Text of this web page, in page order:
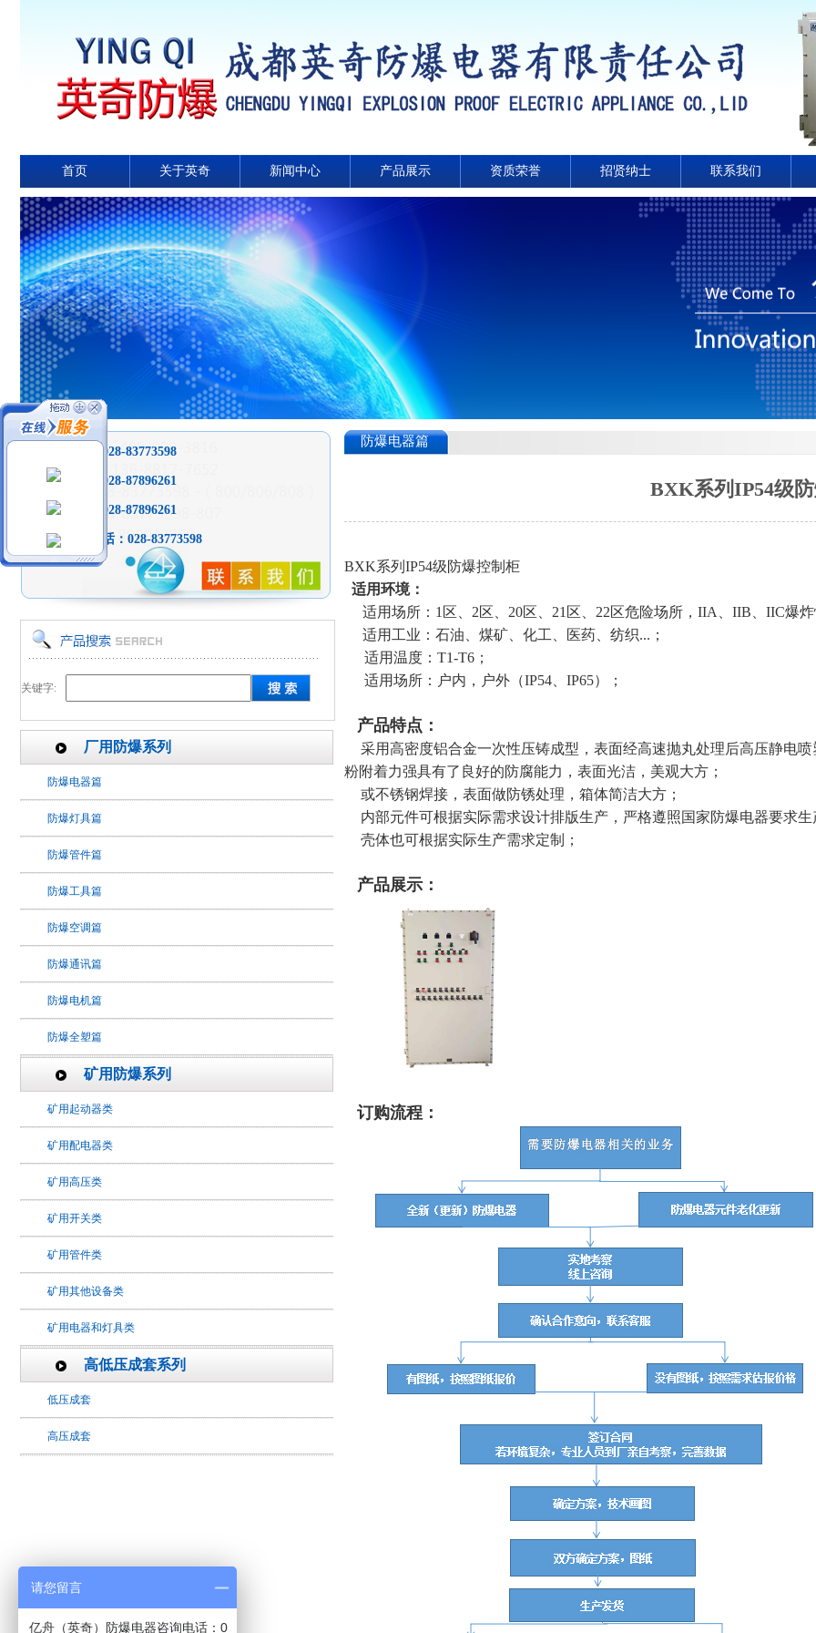
首页 关于英奇 新闻中心 产品展示 资质荣誉 招贤纳士 联系我们
：028-83773598
销售热线：028-87896261
投诉热线：028-87896261
全天免费电话： 028-83773598
关键字:
厂用防爆系列
防爆电器篇
防爆灯具篇
防爆管件篇
防爆工具篇
防爆空调篇
防爆通讯篇
防爆电机篇
防爆全塑篇
矿用防爆系列
矿用起动器类
矿用配电器类
矿用高压类
矿用开关类
矿用管件类
矿用其他设备类
矿用电器和灯具类
高低压成套系列
低压成套
高压成套
防爆电器篇
BXK系列IP54级
BXK系列 IP54级防爆控制柜
适用环境：
适用场所： 1 区、 2区、 20区、 21 区、22区危险场所， IIA IIB
IIC爆
适用工业：石油、煤矿、化工、医药、纺织... ；
适用温度： T1-T6 ；
适用场所：户内，户外（IP54、IP65）；
产品特点：
采用高密度铝合金一次性压铸成型，表面经高速抛丸处理后高压静电
粉附着力强具有了良好的防腐能力，表面光洁，美观大方；
或不锈钢焊接，表面做防锈处理，箱体简洁大方；
内部元件可根据实际需求设计排版生产，严格遵照国家防爆电器要求
壳体也可根据实际生产需求定制；
产品展示：
订购流程：
请您留言
亿舟（英奇）防爆电器咨询电话：0